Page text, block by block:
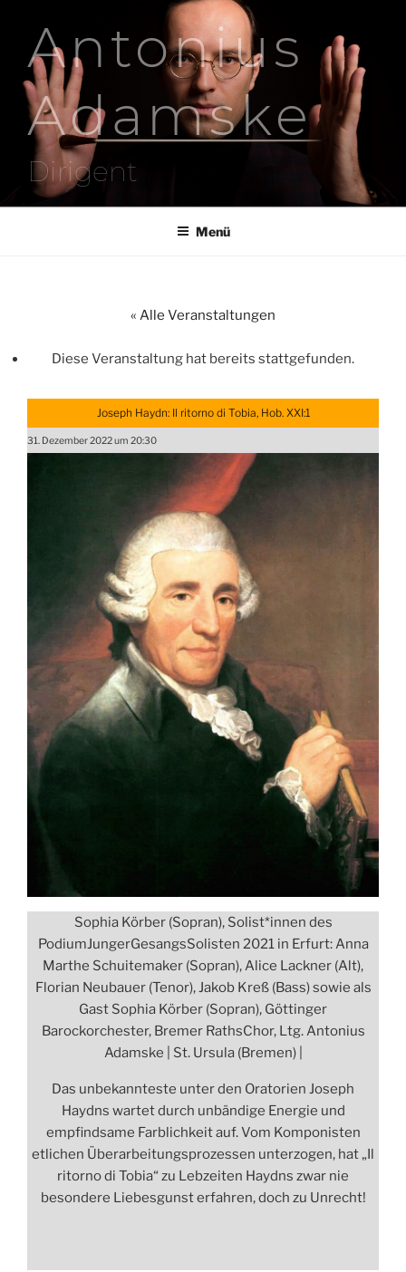
springenAntonius
Adamske
Dirigent
Menü
« Alle Veranstaltungen
Diese Veranstaltung hat bereits stattgefunden.
Joseph Haydn: Il ritorno di Tobia, Hob. XXI:1
31. Dezember 2022 um 20:30
Sophia Körber (Sopran), Solist*innen des
PodiumJungerGesangsSolisten 2021 in Erfurt: Anna
Marthe Schuitemaker (Sopran), Alice Lackner (Alt),
Florian Neubauer (Tenor), Jakob Kreß (Bass) sowie als
Gast Sophia Körber (Sopran), Göttinger
Barockorchester, Bremer RathsChor, Ltg. Antonius
Adamske | St. Ursula (Bremen) |
Das unbekannteste unter den Oratorien Joseph
Haydns wartet durch unbändige Energie und
empfindsame Farblichkeit auf. Vom Komponisten
etlichen Überarbeitungsprozessen unterzogen, hat „Il
ritorno di Tobia“ zu Lebzeiten Haydns zwar nie
besondere Liebesgunst erfahren, doch zu Unrecht!